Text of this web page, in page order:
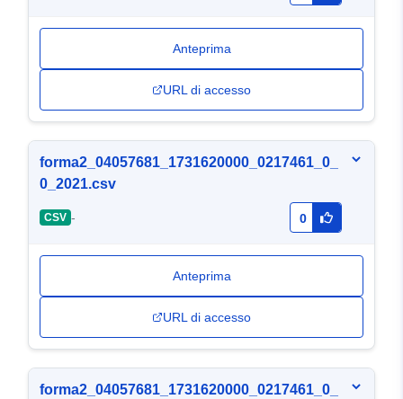
Anteprima
URL di accesso
forma2_04057681_1731620000_0217461_0_
0_2021.csv
CSV - 0
Anteprima
URL di accesso
forma2_04057681_1731620000_0217461_0_